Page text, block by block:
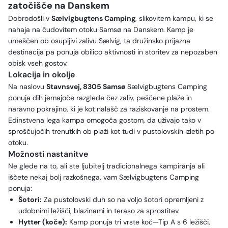
zatočišče na Danskem
Dobrodošli v Sælvigbugtens Camping, slikovitem kampu, ki se
nahaja na čudovitem otoku Samsø na Danskem. Kamp je
umeščen ob osupljivi zalivu Sælvig, ta družinsko prijazna
destinacija pa ponuja obilico aktivnosti in storitev za nepozaben
obisk vseh gostov.
Lokacija in okolje
Na naslovu Stavnsvej, 8305 Samsø Sælvigbugtens Camping
ponuja dih jemajoče razglede čez zaliv, peščene plaže in
naravno pokrajino, ki je kot nalašč za raziskovanje na prostem.
Edinstvena lega kampa omogoča gostom, da uživajo tako v
sproščujočih trenutkih ob plaži kot tudi v pustolovskih izletih po
otoku.
Možnosti nastanitve
Ne glede na to, ali ste ljubitelj tradicionalnega kampiranja ali
iščete nekaj bolj razkošnega, vam Sælvigbugtens Camping
ponuja:
Šotori: Za pustolovski duh so na voljo šotori opremljeni z
udobnimi ležišči, blazinami in teraso za sprostitev.
Hytter (koče): Kamp ponuja tri vrste koč—Tip A s 6 ležišči,